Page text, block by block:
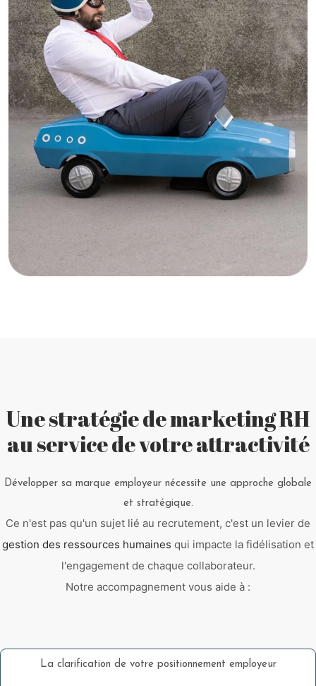
Une stratégie de marketing RH
au service de votre attractivité
Développer sa marque employeur nécessite une approche globale
et stratégique.
Ce n'est pas qu'un sujet lié au recrutement, c'est un levier de
gestion des ressources humaines qui impacte la fidélisation et
l'engagement de chaque collaborateur.
Notre accompagnement vous aide à :
La clarification de votre positionnement employeur